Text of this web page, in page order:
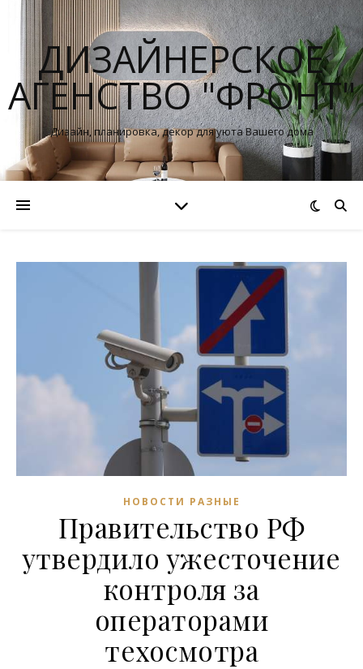
ДИЗАЙНЕРСКОЕ
АГЕНСТВО "ФРОНТ"
Дизайн, планировка, декор для уюта Вашего дома
НОВОСТИ РАЗНЫЕ
Правительство РФ
утвердило ужесточение
контроля за
операторами
техосмотра